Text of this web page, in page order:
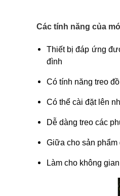
Các tính năng của
Thiết bị đáp ứng
đình
Có tính năng treo
Có thể cài đặt lên
Dễ dàng treo các
Giữa cho sản
Làm cho không